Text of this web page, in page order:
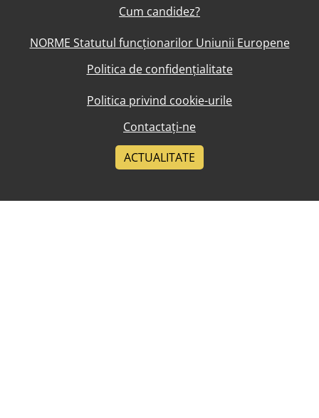
Cum candidez?
NORME Statutul funcționarilor Uniunii Europene
Politica de confidențialitate
Politica privind cookie-urile
Contactați-ne
ACTUALITATE